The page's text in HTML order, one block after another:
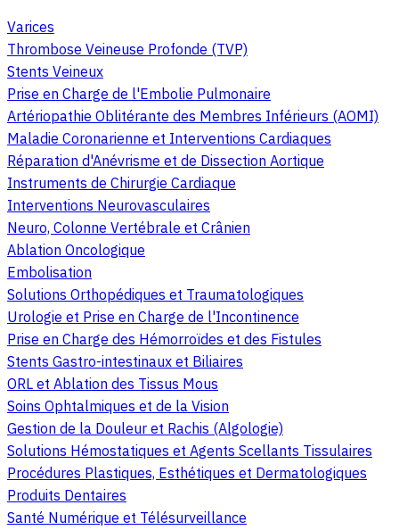
Varices
Thrombose Veineuse Profonde (TVP)
Stents Veineux
Prise en Charge de l'Embolie Pulmonaire
Artériopathie Oblitérante des Membres Inférieurs (AOMI)
Maladie Coronarienne et Interventions Cardiaques
Réparation d'Anévrisme et de Dissection Aortique
Instruments de Chirurgie Cardiaque
Interventions Neurovasculaires
Neuro, Colonne Vertébrale et Crânien
Ablation Oncologique
Embolisation
Solutions Orthopédiques et Traumatologiques
Urologie et Prise en Charge de l'Incontinence
Prise en Charge des Hémorroïdes et des Fistules
Stents Gastro-intestinaux et Biliaires
ORL et Ablation des Tissus Mous
Soins Ophtalmiques et de la Vision
Gestion de la Douleur et Rachis (Algologie)
Solutions Hémostatiques et Agents Scellants Tissulaires
Procédures Plastiques, Esthétiques et Dermatologiques
Produits Dentaires
Santé Numérique et Télésurveillance